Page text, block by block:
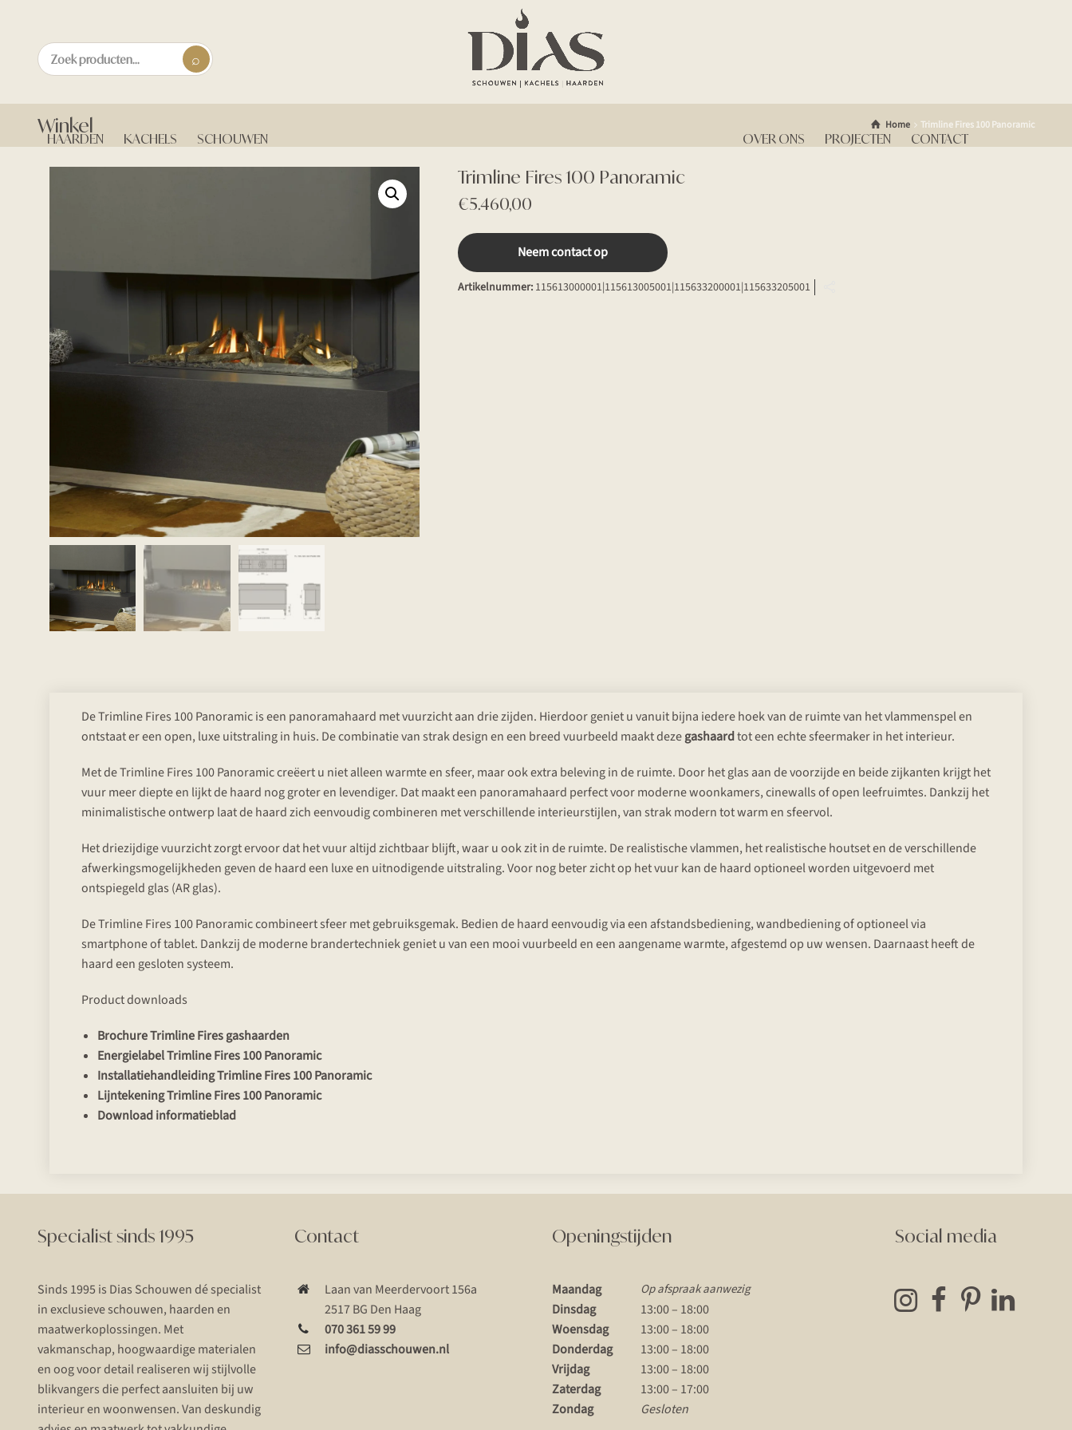
HAARDEN KACHELS SCHOUWEN OVER ONS PROJECTEN CONTACT
Winkel Home Trimline Fires 100 Panoramic
Trimline Fires 100 Panoramic
€5.460,00
Neem contact op
Artikelnummer: 115613000001|115613005001|115633200001|115633205001
De Trimline Fires 100 Panoramic is een panoramahaard met vuurzicht aan drie zijden. Hierdoor geniet u vanuit bijna iedere hoek van de ruimte van het vlammenspel en
ontstaat er een open, luxe uitstraling in huis. De combinatie van strak design en een breed vuurbeeld maakt dezegashaardtot een echte sfeermaker in het interieur.
Met de Trimline Fires 100 Panoramic creëert u niet alleen warmte en sfeer, maar ook extra beleving in de ruimte. Door het glas aan de voorzijde en beide zijkanten krijgt het
vuur meer diepte en lijkt de haard nog groter en levendiger. Dat maakt een panoramahaard perfect voor moderne woonkamers, cinewalls of open leefruimtes. Dankzij het
minimalistische ontwerp laat de haard zich eenvoudig combineren met verschillende interieurstijlen, van strak modern tot warm en sfeervol.
Het driezijdige vuurzicht zorgt ervoor dat het vuur altijd zichtbaar blijft, waar u ook zit in de ruimte. De realistische vlammen, het realistische houtset en de verschillende
afwerkingsmogelijkheden geven de haard een luxe en uitnodigende uitstraling. Voor nog beter zicht op het vuur kan de haard optioneel worden uitgevoerd met
ontspiegeld glas (AR glas).
De Trimline Fires 100 Panoramic combineert sfeer met gebruiksgemak. Bedien de haard eenvoudig via een afstandsbediening, wandbediening of optioneel via
smartphone of tablet. Dankzij de moderne brandertechniek geniet u van een mooi vuurbeeld en een aangename warmte, afgestemd op uw wensen. Daarnaast heeft de
haard een gesloten systeem.
Product downloads
Brochure Trimline Fires gashaarden
Energielabel Trimline Fires 100 Panoramic
Installatiehandleiding Trimline Fires 100 Panoramic
Lijntekening Trimline Fires 100 Panoramic
Download informatieblad
Specialist sinds 1995
Sinds 1995 is Dias Schouwen dé specialist
in exclusieve schouwen, haarden en
maatwerkoplossingen. Met
vakmanschap, hoogwaardige materialen
en oog voor detail realiseren wij stijlvolle
blikvangers die perfect aansluiten bij uw
interieur en woonwensen. Van deskundig
Contact
Laan van Meerdervoort 156a
2517 BG Den Haag
070 361 59 99
info@diasschouwen.nl
Openingstijden
Maandag Op afspraak aanwezig
Dinsdag
13:00 – 18:00
Woensdag
13:00 – 18:00
Donderdag
13:00 – 18:00
Vrijdag
13:00 – 18:00
Zaterdag
13:00 – 17:00
Zondag
Gesloten
Social media